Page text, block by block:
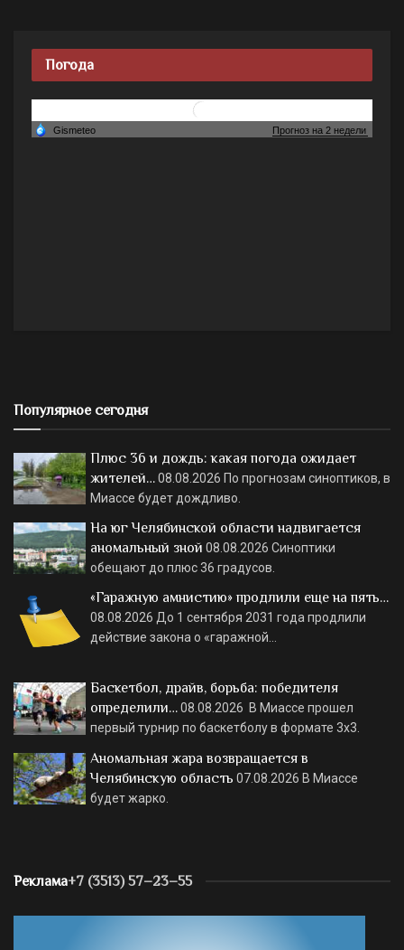
Погода
Популярное сегодня
Плюс 36 и дождь: какая погода ожидает
жителей…08.08.2026 По прогнозам синоптиков, в
Миассе будет дождливо.
На юг Челябинской области надвигается
аномальный зной 08.08.2026 Синоптики
обещают до плюс 36 градусов.
«Гаражную амнистию» продлили еще на пять…
08.08.2026 До 1 сентября 2031 года продлили
действие закона о «гаражной…
Баскетбол, драйв, борьба: победителя
определили…08.08.2026 В Миассе прошел
первый турнир по баскетболу в формате 3х3.
Аномальная жара возвращается в
Челябинскую область 07.08.2026 В Миассе
будет жарко.
Реклама+7 (3513) 57–23–55